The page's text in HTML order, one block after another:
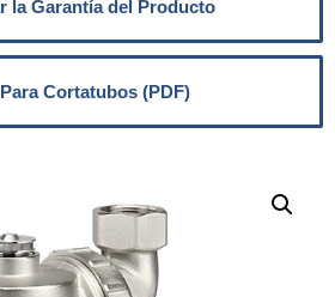
la Garantía del Producto
Cortatubos (PDF)